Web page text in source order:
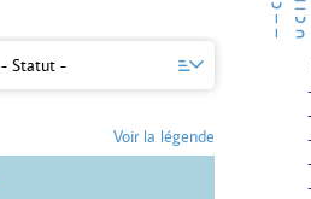
- Statut -
Voir la légende